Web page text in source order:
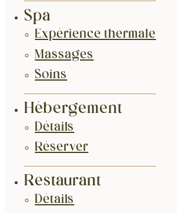
Spa
Expérience thermale
Massages
Soins
Hébergement
Détails
Réserver
Restaurant
Détails